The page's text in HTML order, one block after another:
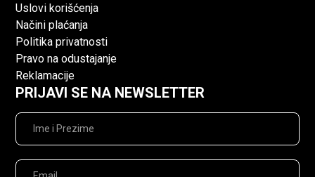
Uslovi korišćenja
Načini plaćanja
Politika privatnosti
Pravo na odustajanje
Reklamacije
PRIJAVI SE NA NEWSLETTER